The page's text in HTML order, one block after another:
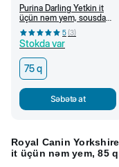
Purina Darling Yetkin it
üçün nəm yem, sousda
mal əti ilə, 75 q
5(3)
Stokda var
75 q
Səbətə at
Royal Canin
it üçün nəm yem, 85